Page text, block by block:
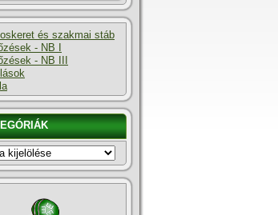
és szakmai stáb
- NB I
- NB III